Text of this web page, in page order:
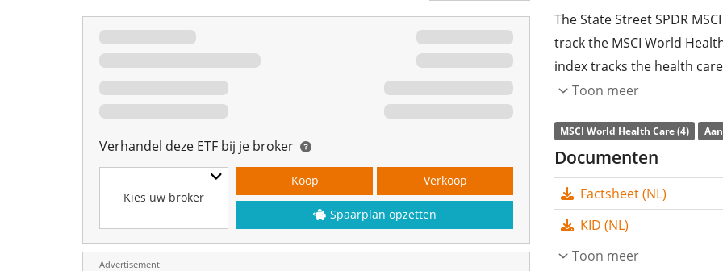
Verhandel deze ETF bij je broker
Kies uw broker
Koop Verkoop
Spaarplan opzetten
Advertisement
The State Street SPDR
track the MSCI World
index tracks the health
(GICS sector classification).
The ETF'sTER(total
replicates the
accumulatedand
The State Street SPDR
ETF with 578m Euro
Toon meer
MSCI World Health Care (4)
Documenten
Factsheet (NL)
KID (NL)
Toon meer